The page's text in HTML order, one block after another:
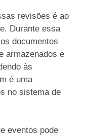
revisões é ao
Durante essa
documentos
armazenados e
às
é uma
no sistema de
eventos pode